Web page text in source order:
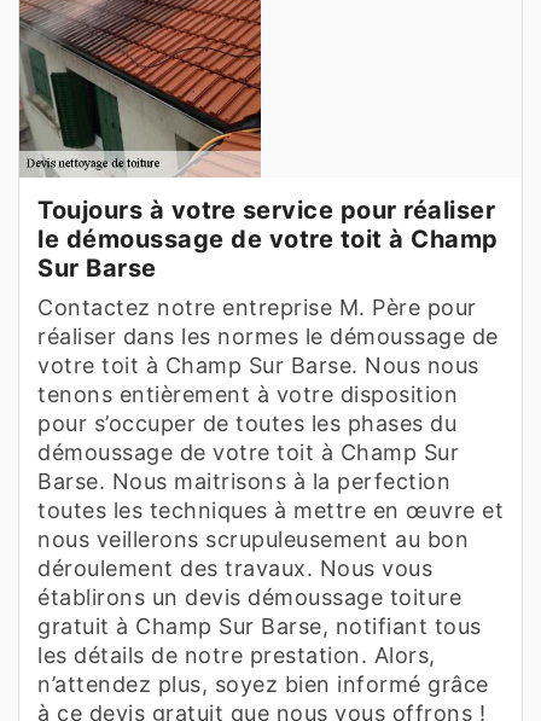
Toujours à votre service pour réaliser
le démoussage de votre toit à Champ
Sur Barse
Contactez notre entreprise M. Père pour
réaliser dans les normes le démoussage de
votre toit à Champ Sur Barse. Nous nous
tenons entièrement à votre disposition
pour s’occuper de toutes les phases du
démoussage de votre toit à Champ Sur
Barse. Nous maitrisons à la perfection
toutes les techniques à mettre en œuvre et
nous veillerons scrupuleusement au bon
déroulement des travaux. Nous vous
établirons un devis démoussage toiture
gratuit à Champ Sur Barse, notifiant tous
les détails de notre prestation. Alors,
n’attendez plus, soyez bien informé grâce
à ce devis gratuit que nous vous offrons !